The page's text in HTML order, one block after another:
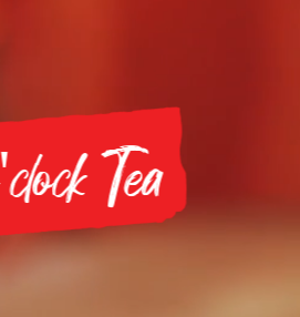
Tea